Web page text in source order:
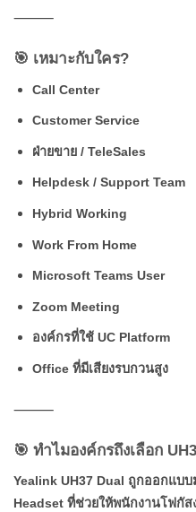
⸻
🎯 เหมาะกับใคร?
Call Center
Customer Service
ฝ่ายขาย / TeleSales
Helpdesk / Support Team
Hybrid Working
Work From Home
Microsoft Teams User
Zoom Meeting
องค์กรที่ใช้ UC Platform
Office ที่มีเสียงรบกวนสูง
⸻
🎯 ทำไมองค์กรถึงเลือก
Yealink UH37 Dual ถูกออกแบ
Headset ที่ช่วยให้พนักงานโฟกัส